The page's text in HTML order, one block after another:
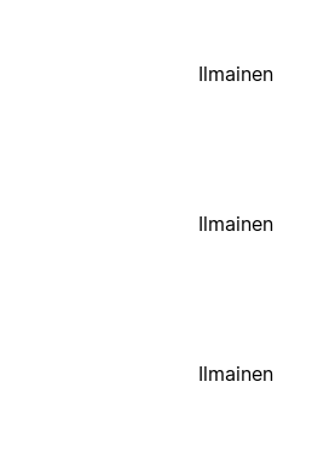
Ilmainen
Ilmainen
Ilmainen